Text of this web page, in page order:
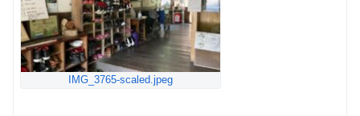
IMG_3765-scaled.jpeg